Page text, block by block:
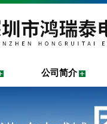
公司简介